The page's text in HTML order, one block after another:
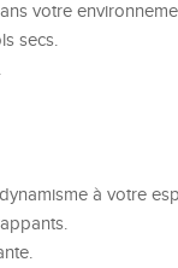
votre
secs.
à votre